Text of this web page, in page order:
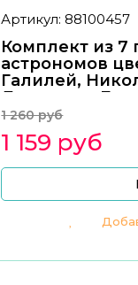
Артикул: 88100457
Комплект из 7
астрономов цветные
Галилей,
Джордано
1 260 руб
1 159 руб